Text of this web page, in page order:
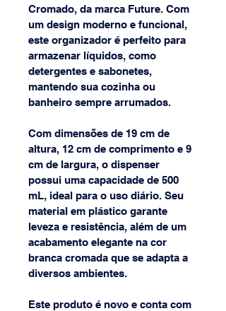
Cromado, da marca Future. Com
um design moderno e funcional,
este organizador é perfeito para
armazenar líquidos, como
detergentes e sabonetes,
mantendo sua cozinha ou
banheiro sempre arrumados.
Com dimensões de 19 cm de
altura, 12 cm de comprimento e 9
cm de largura, o dispenser
possui uma capacidade de 500
mL, ideal para o uso diário. Seu
material em plástico garante
leveza e resistência, além de um
acabamento elegante na cor
branca cromada que se adapta a
diversos ambientes.
Este produto é novo e conta com